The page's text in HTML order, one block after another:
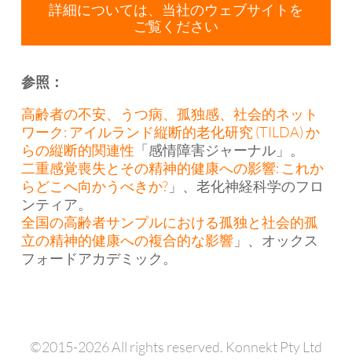
詳細については、当社のウェブサイトを
ご覧ください
参照：
高齢者の不安、うつ病、孤独感、社会的ネット
ワーク: アイルランド縦断的老化研究 (TILDA) か
らの縦断的関連性 「感情障害ジャーナル」。
二重感覚喪失とその精神的健康への影響: これか
らどこへ向かうべきか? 」、老化神経科学のフロ
ンティア。
全国の高齢者サンプルにおける孤独と社会的孤
立の精神的健康への複合的な影響 」、オックス
フォードアカデミック。
©2015-2026 All rights reserved. Konnekt Pty Ltd